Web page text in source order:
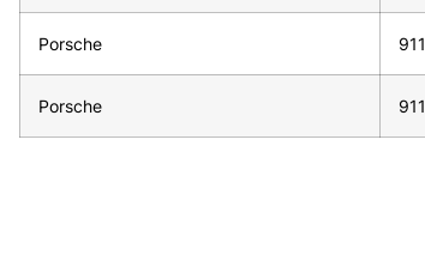
Porsche 911
Porsche 911